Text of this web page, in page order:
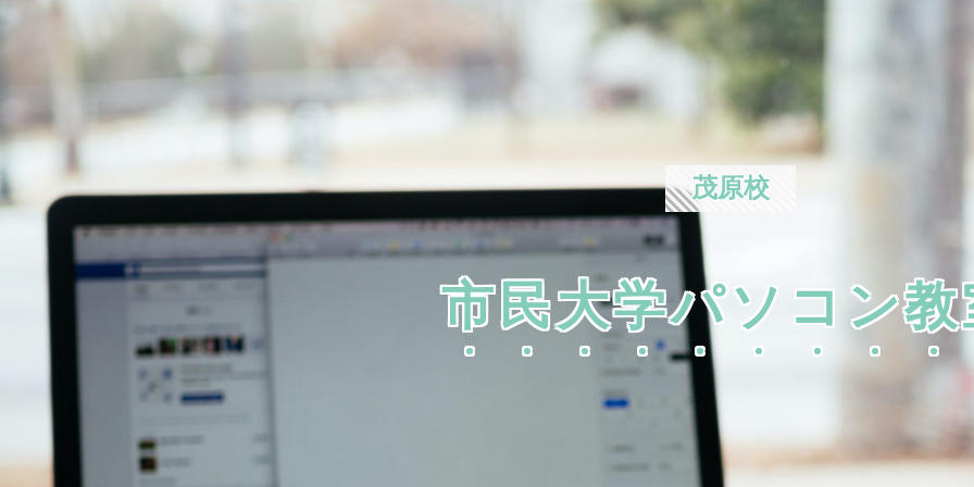
茂原校
市民大学パソコン